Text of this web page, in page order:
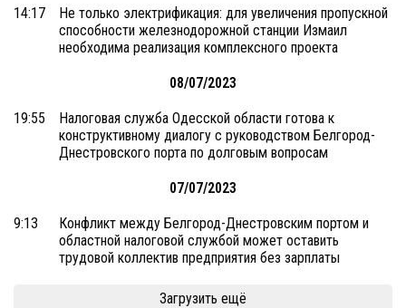
14:17
Не только электрификация: для увеличения пропускной
способности железнодорожной станции Измаил
необходима реализация комплексного проекта
08/07/2023
19:55
Налоговая служба Одесской области готова к
конструктивному диалогу с руководством Белгород-
Днестровского порта по долговым вопросам
07/07/2023
9:13
Конфликт между Белгород-Днестровским портом и
областной налоговой службой может оставить
трудовой коллектив предприятия без зарплаты
Загрузить ещё